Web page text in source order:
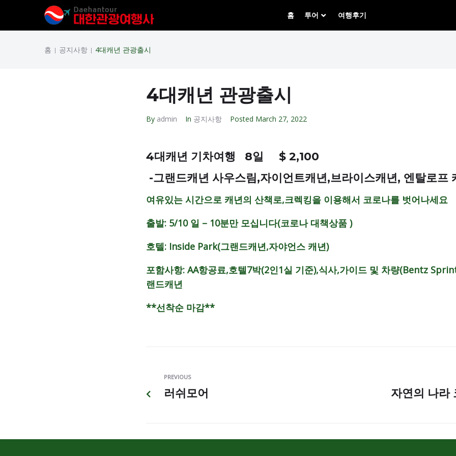
홈 투어 여행후기
홈 | 공지사항 | 4대캐년 관광출시
4대캐년 관광출시
By admin In 공지사항 Posted March 27, 2022
4대캐년 기차여행 8일 $ 2,100
-그랜드캐년 사우스림,자이언트캐년,브라이스캐년, 엔탈로프
여유있는 시간으로 캐년의 산책로,크렉킹을 이용해서 코로나를 벗어나세요
출발: 5/10 일 – 10분만 모십니다(코로나 대책상품 )
호텔: Inside Park(그랜드캐년,자야언스 캐년)
포함사항: AA항공료,호텔7박(2인1실 기준),식사,가이드 및 차량(Bentz
랜드캐년
**선착순 마감**
PREVIOUS
러쉬모어 자연의 나라